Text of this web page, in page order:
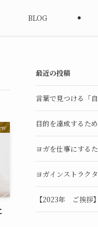
BLOG
最近の投稿
言葉で見つける「自
目的を達成するた
ヨガを仕事にする
ヨガインストラク
【2023年 ご挨拶】